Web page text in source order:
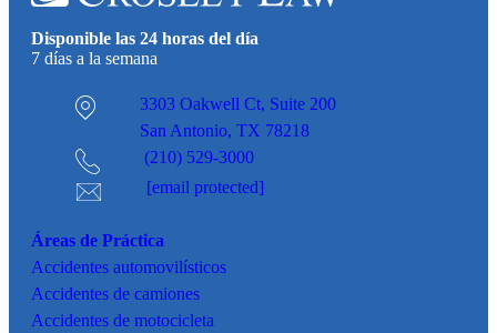
Disponible las 24 horas del día
7 días a la semana
3303 Oakwell Ct, Suite 200
San Antonio, TX 78218
(210) 529-3000
[email protected]
Áreas de Práctica
Accidentes automovilísticos
Accidentes de camiones
Accidentes de motocicleta